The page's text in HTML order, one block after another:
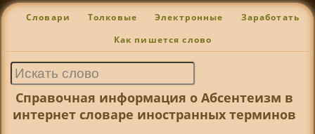
Словари Толковые Электронные Заработать
Как пишется слово
Справочная информация о Абсентеизм в
интернет словаре иностранных терминов